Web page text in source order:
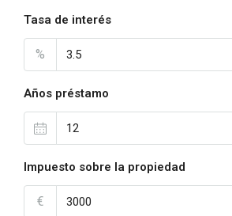
Tasa de interés
%
Años préstamo
Impuesto sobre la propiedad
€